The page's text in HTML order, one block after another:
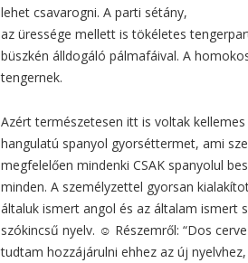
lehet csavarogni. A parti sétány,
az üressége mellett is tökéletes
büszkén álldogáló pálmafáival. A
tengernek.
Azért természetesen itt is voltak
hangulatú spanyol gyorséttermet, ami
megfelelően mindenki CSAK spanyolul
minden. A személyzettel gyorsan
általuk ismert angol és az általam ismert
szókincsű nyelv. ☺ Részemről: “Dos
tudtam hozzájárulni ehhez az új